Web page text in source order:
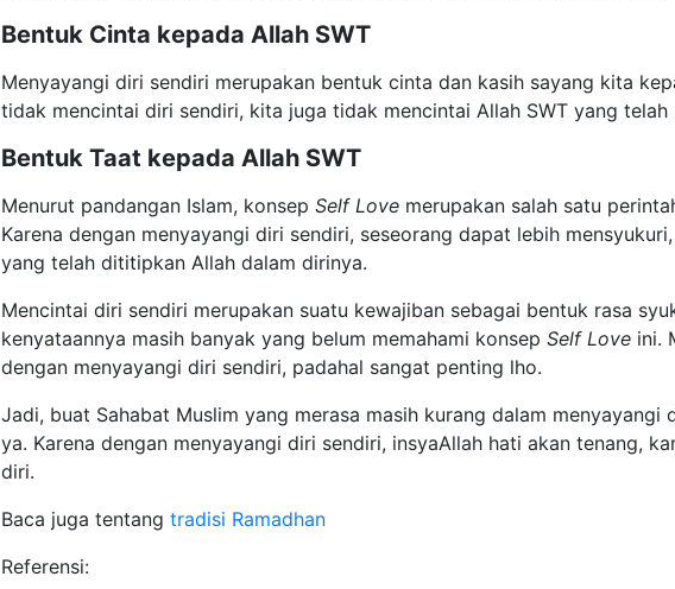
Bentuk Cinta kepada Allah SWT
Menyayangi diri sendiri merupakan bentuk cinta dan kasih sayang kita
tidak mencintai diri sendiri, kita juga tidak mencintai Allah SWT yang telah
Bentuk Taat kepada Allah SWT
Menurut pandangan Islam, konsep Self Love merupakan salah satu
Karena dengan menyayangi diri sendiri, seseorang dapat lebih
yang telah dititipkan Allah dalam dirinya.
Mencintai diri sendiri merupakan suatu kewajiban sebagai bentuk rasa
kenyataannya masih banyak yang belum memahami konsep Self Love ini.
dengan menyayangi diri sendiri, padahal sangat penting lho.
Jadi, buat Sahabat Muslim yang merasa masih kurang dalam
ya. Karena dengan menyayangi diri sendiri, insyaAllah hati akan tenang,
diri.
Baca juga tentang tradisi Ramadhan
Referensi: